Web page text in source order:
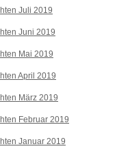
Juli 2019
Juni 2019
Mai 2019
April 2019
März 2019
Februar 2019
Januar 2019